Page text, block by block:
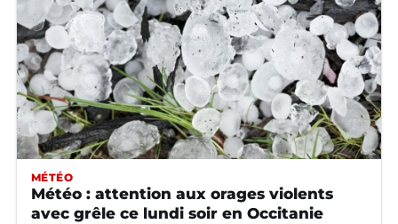
MÉTÉO
Météo : attention aux orages violents
avec grêle ce lundi soir en Occitanie